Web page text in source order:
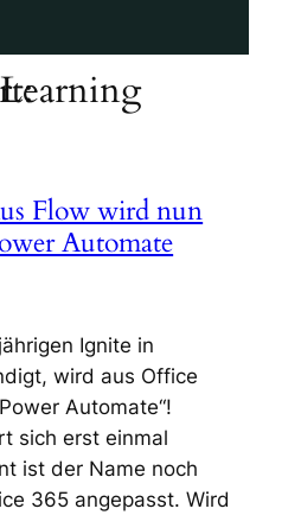
Flow wird nun
Automate
Ignite in
wird aus Office
Automate“!
sich erst einmal
ist der Name noch
365 angepasst. Wird